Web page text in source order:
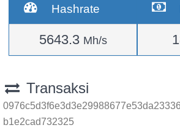
Hashrate
5643.3 Mh/s
Transaksi
b1e2cad732325